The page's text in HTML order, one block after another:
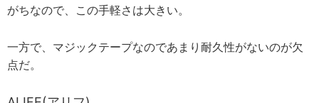
がちなので、この手軽さは大きい。
一方で、マジックテープなのであまり耐久性がないのが欠
点だ。